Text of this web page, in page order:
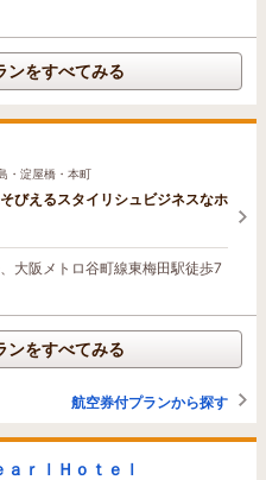
ンをすべてみる
・淀屋橋・本町
びえるスタイリシュビジネスなホ
大阪メトロ谷町線東梅田駅徒歩7
ンをすべてみる
航空券付プランから探す
ｒｌＨｏｔｅｌ